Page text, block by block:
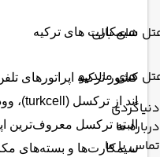
های بالی
های مالدیو
دنیاگردی
درباره ما
تماس با ما
سیمکارت های ترکیه
کشور ترکیه اپراتورهای
البته ترکسل معروف‌ترین
سیمکارت‌ها و بسته‌های